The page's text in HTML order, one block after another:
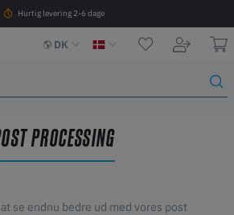
Hurtig levering 2-6 dage
DK
PROCESSING
se endnu bedre ud med vores post